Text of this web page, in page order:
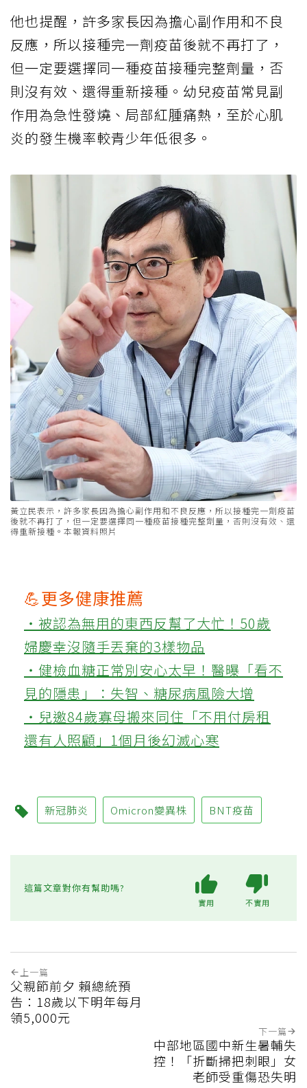
他也提醒，許多家長因為擔心副作用和不良
反應，所以接種完一劑疫苗後就不再打了，
但一定要選擇同一種疫苗接種完整劑量，否
則沒有效、還得重新接種。幼兒疫苗常見副
作用為急性發燒、局部紅腫痛熱，至於心肌
炎的發生機率較青少年低很多。
黃立民表示，許多家長因為擔心副作用和不良反應，所以接種完一劑疫苗
後就不再打了，但一定要選擇同一種疫苗接種完整劑量，否則沒有效、還
得重新接種。本報資料照片
💪更多健康推薦
‧被認為無用的東西反幫了大忙！50歲
婦慶幸沒隨手丟棄的3樣物品
‧健檢血糖正常別安心太早！醫曝「看不
見的隱患」：失智、糖尿病風險大增
‧兒邀84歲寡母搬來同住「不用付房租
還有人照顧」1個月後幻滅心寒
新冠肺炎 Omicron變異株 BNT疫苗
這篇文章對你有幫助嗎?
實用 不實用
上一篇
父親節前夕 賴總統預
告：18歲以下明年每月
領5,000元
下一篇
中部地區國中新生暑輔失
控！「折斷掃把刺眼」女
老師受重傷恐失明